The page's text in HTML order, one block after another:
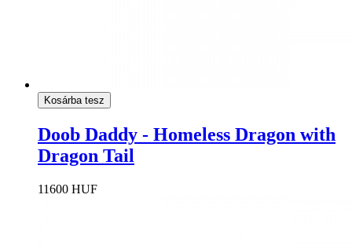
Kosárba tesz
Doob Daddy - Homeless Dragon with
Dragon Tail
11600 HUF